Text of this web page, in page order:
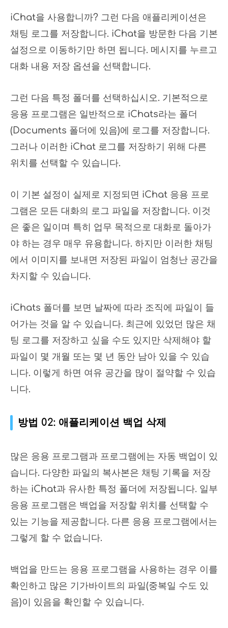
iChat을 사용합니까? 그런 다음 애플리케이션은
채팅 로그를 저장합니다. iChat을 방문한 다음 기본
설정으로 이동하기만 하면 됩니다. 메시지를 누르고
대화 내용 저장 옵션을 선택합니다.
그런 다음 특정 폴더를 선택하십시오. 기본적으로
응용 프로그램은 일반적으로 iChats라는 폴더
(Documents 폴더에 있음)에 로그를 저장합니다.
그러나 이러한 iChat 로그를 저장하기 위해 다른
위치를 선택할 수 있습니다.
이 기본 설정이 실제로 지정되면 iChat 응용 프로
그램은 모든 대화의 로그 파일을 저장합니다. 이것
은 좋은 일이며 특히 업무 목적으로 대화로 돌아가
야 하는 경우 매우 유용합니다. 하지만 이러한 채팅
에서 이미지를 보내면 저장된 파일이 엄청난 공간을
차지할 수 있습니다.
iChats 폴더를 보면 날짜에 따라 조직에 파일이 들
어가는 것을 알 수 있습니다. 최근에 있었던 많은 채
팅 로그를 저장하고 싶을 수도 있지만 삭제해야 할
파일이 몇 개월 또는 몇 년 동안 남아 있을 수 있습
니다. 이렇게 하면 여유 공간을 많이 절약할 수 있습
니다.
방법 02: 애플리케이션 백업 삭제
많은 응용 프로그램과 프로그램에는 자동 백업이 있
습니다. 다양한 파일의 복사본은 채팅 기록을 저장
하는 iChat과 유사한 특정 폴더에 저장됩니다. 일부
응용 프로그램은 백업을 저장할 위치를 선택할 수
있는 기능을 제공합니다. 다른 응용 프로그램에서는
그렇게 할 수 없습니다.
백업을 만드는 응용 프로그램을 사용하는 경우 이를
확인하고 많은 기가바이트의 파일(중복일 수도 있
음)이 있음을 확인할 수 있습니다.